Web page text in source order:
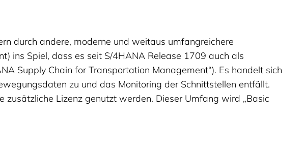
durch andere, moderne und weitaus umfangreichere
ins Spiel, dass es seit S/4HANA Release 1709 auch als
Supply Chain for Transportation Management“). Es handelt sich
zu und das Monitoring der Schnittstellen entfällt.
Lizenz genutzt werden. Dieser Umfang wird „Basic